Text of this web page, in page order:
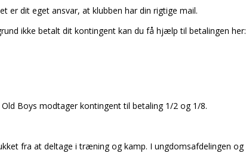
er dit eget ansvar, at klubben har din rigtige mail.
ikke betalt dit kontingent kan du få hjælp til betalingen her:
Boys modtager kontingent til betaling 1/2 og 1/8.
fra at deltage i træning og kamp. I ungdomsafdelingen og